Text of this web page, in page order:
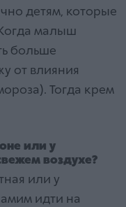
детям, которые
малыш
больше
от влияния
Тогда крем
или у
воздухе?
или у
идти на